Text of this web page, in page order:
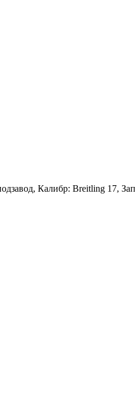
Калибр: Breitling 17,